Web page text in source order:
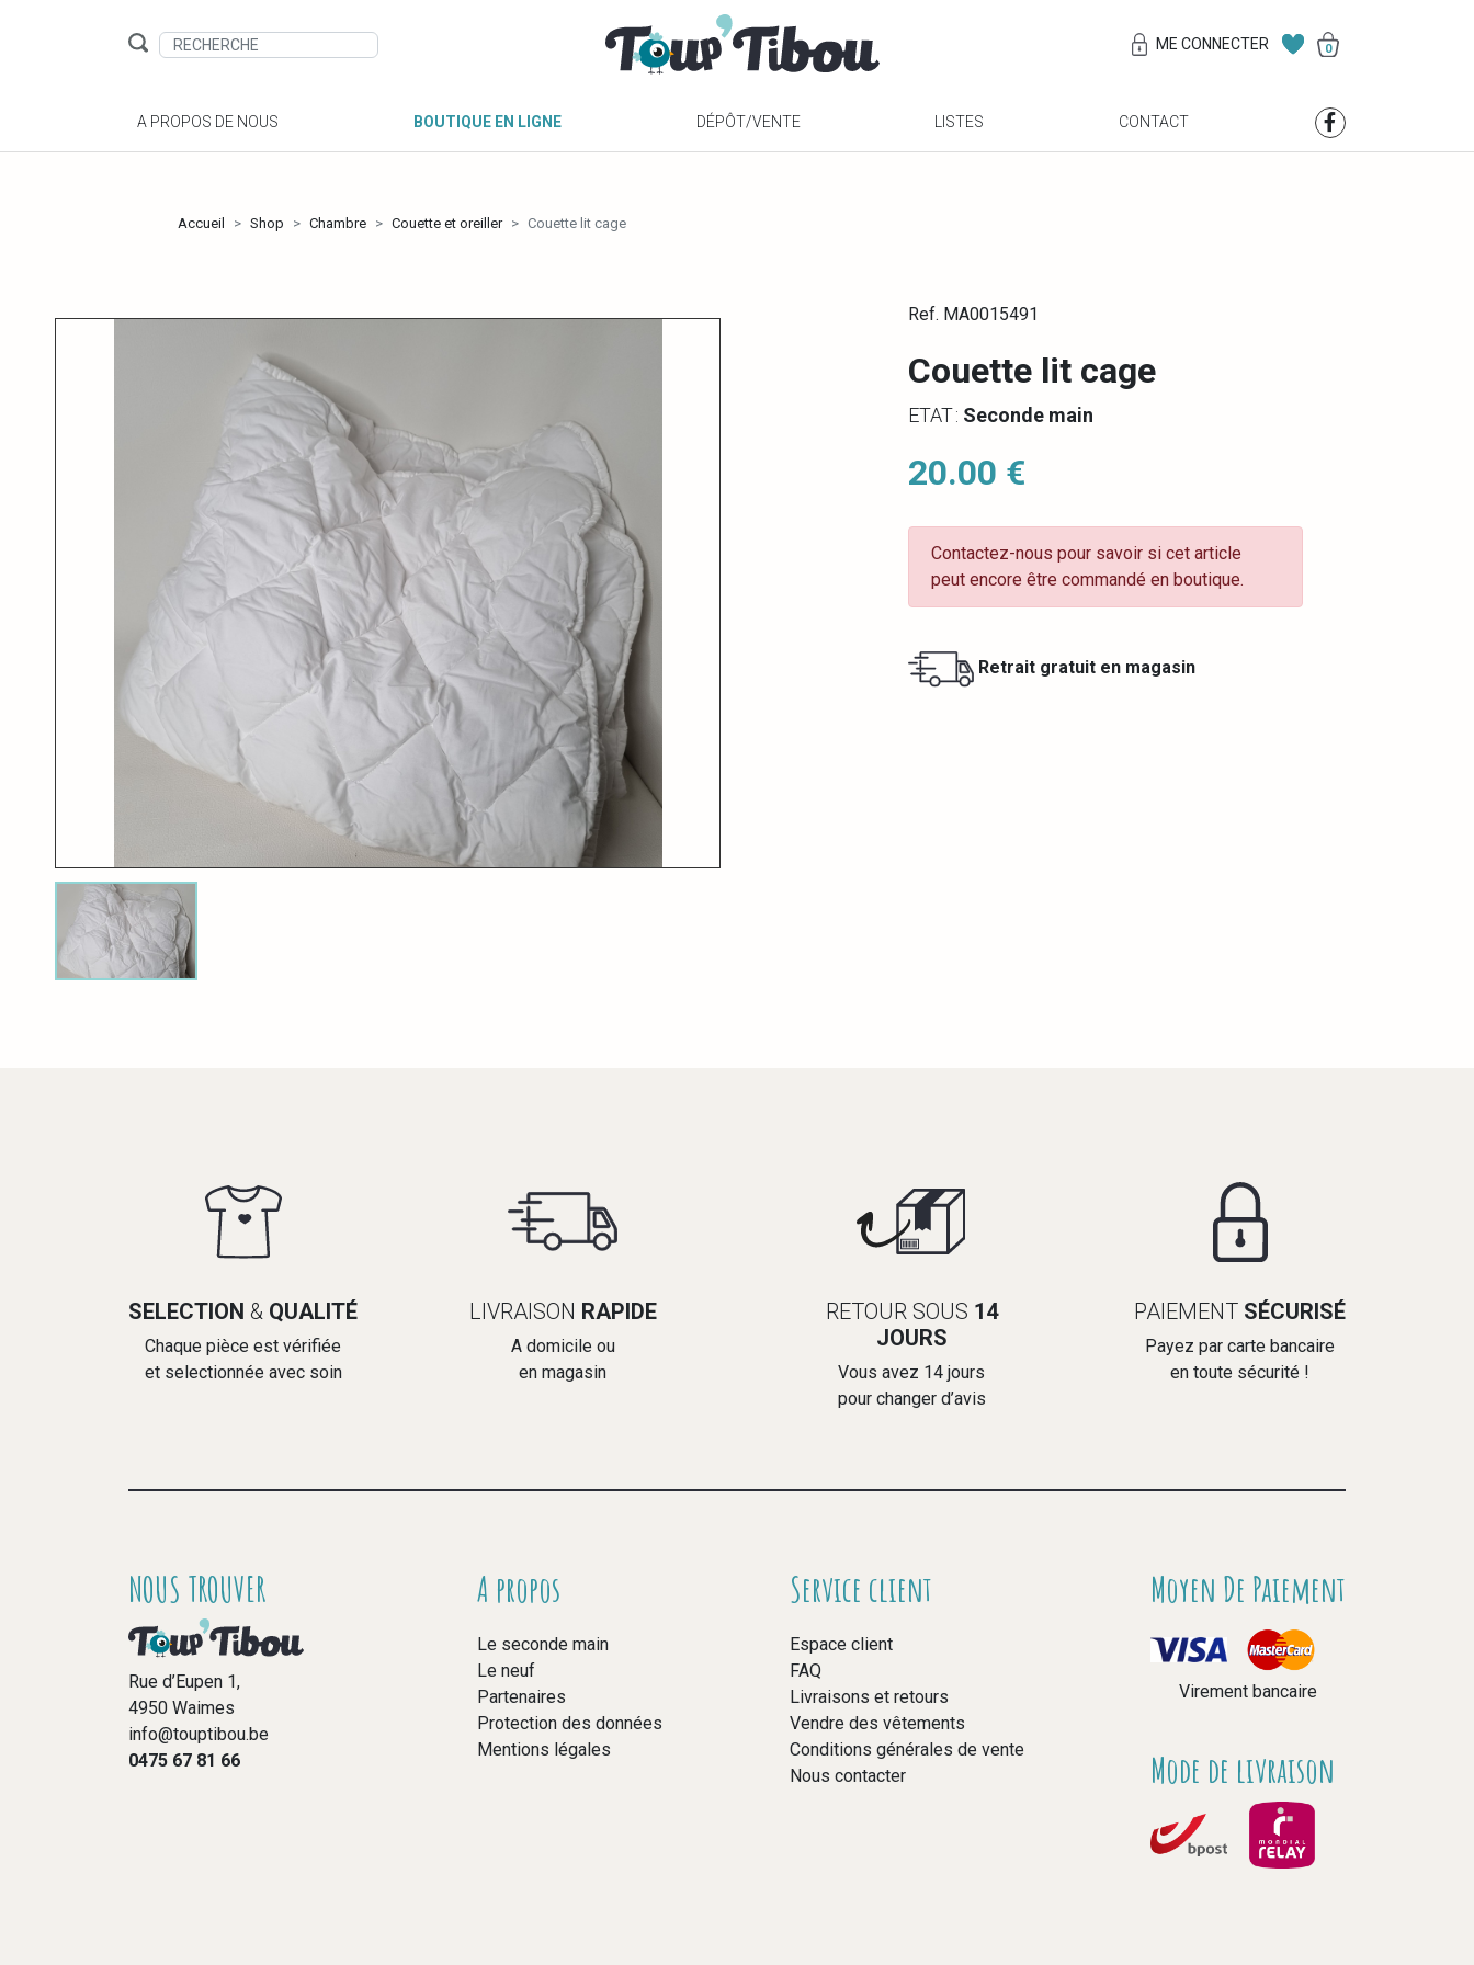
ME CONNECTER 0
A PROPOS DE NOUS BOUTIQUE EN LIGNE DÉPÔT/VENTE LISTES CONTACT
Accueil Shop Chambre Couette et oreiller Couette lit cage
Ref. MA0015491
Couette lit cage
ETAT : Seconde main
20.00 €
Contactez-nous pour savoir si cet article
peut encore être commandé en boutique.
Retrait gratuit en magasin
SELECTION & QUALITÉ
Chaque pièce est vérifiée
et selectionnée avec soin
LIVRAISON RAPIDE
A domicile ou
en magasin
RETOUR SOUS 14
JOURS
Vous avez 14 jours
pour changer d’avis
PAIEMENT SÉCURISÉ
Payez par carte bancaire
en toute sécurité !
NOUS TROUVER
Rue d’Eupen 1,
4950 Waimes
info@touptibou.be
0475 67 81 66
A propos
Le seconde main
Le neuf
Partenaires
Protection des données
Mentions légales
Service client
Espace client
FAQ
Livraisons et retours
Vendre des vêtements
Conditions générales de vente
Nous contacter
Moyen De Paiement
Virement bancaire
Mode de livraison